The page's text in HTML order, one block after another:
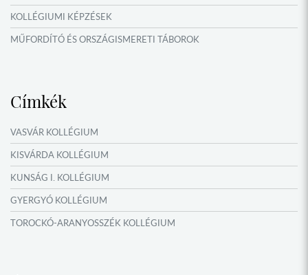
KOLLÉGIUMI KÉPZÉSEK
MŰFORDÍTÓ ÉS ORSZÁGISMERETI TÁBOROK
Címkék
VASVÁR KOLLÉGIUM
KISVÁRDA KOLLÉGIUM
KUNSÁG I. KOLLÉGIUM
GYERGYÓ KOLLÉGIUM
TOROCKÓ-ARANYOSSZÉK KOLLÉGIUM